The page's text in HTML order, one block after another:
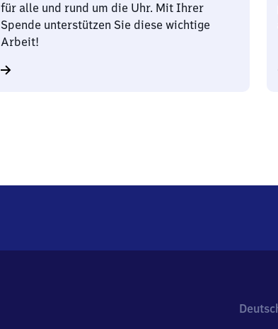
für alle und rund um die Uhr. Mit Ihrer
Spende unterstützen Sie diese wichtige
Arbeit!